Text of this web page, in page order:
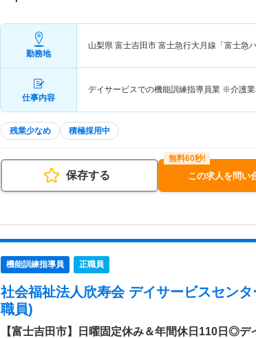
勤務地
山梨県 富士吉田市 富士急行大月線「富士急
仕事内容
デイサービスでの機能訓練指導員業 ※介護
残業少なめ 積極採用中
保存する この求人を問い
機能訓練指導員 正職員
社会福祉法人欣寿会 デイサービスセン
職員)
【富士吉田市】日曜固定休み＆年間休日110日◎